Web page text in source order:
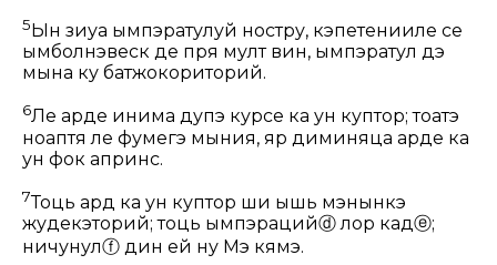
5 Ын зиуа ымпэратулуй ностру, кэпетенииле се
ымболнэвеск де пря мулт вин, ымпэратул дэ
мына ку батжокориторий.
6Ле арде инима дупэ курсе ка ун куптор; тоатэ
ноаптя ле фумегэ мыния, яр диминяца арде ка
ун фок апринс.
7Тоць ард ка ун куптор ши ышь мэнынкэ
жудекэторий; тоць ымпэрацийⓓлор кадⓔ;
ничунулⓕ дин ей ну Мэ кямэ.